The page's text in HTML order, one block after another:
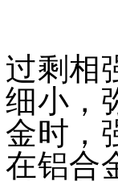
过剩相
细小，
金时，
在铝合